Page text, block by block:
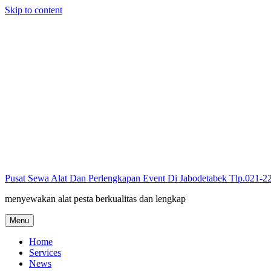
Skip to content
Pusat Sewa Alat Dan Perlengkapan Event Di Jabodetabek Tlp.021-
menyewakan alat pesta berkualitas dan lengkap
Menu
Home
Services
News